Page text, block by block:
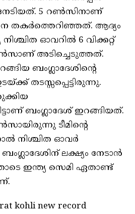
5 റൺസിനാണ്
തകർത്തെറിഞ്ഞത്. ആദ്യം
ഓവറിൽ 6 വിക്കറ്റ്
അടിച്ചെടുത്തത്.
ബംഗ്ലാദേശിന്റെ
തടസ്സപ്പെട്ടിരുന്നു.
ബംഗ്ലാദേശ് ഇറങ്ങിയത്.
ടീമിന്റെ
നിശ്ചിത ഓവർ
ലക്ഷ്യം നേടാൻ
ഇന്ത്യ സെമി ഏതാണ്ട്
kohli new record